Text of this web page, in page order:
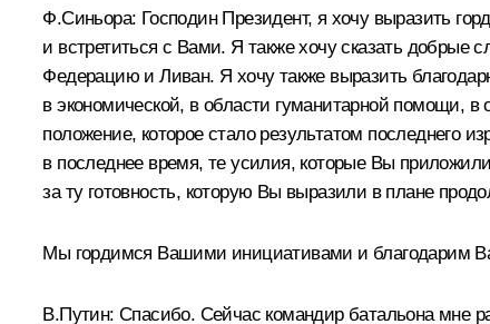
Ф.Синьора: Господин Президент, я хочу выразить
и встретиться с Вами. Я также хочу сказать добрые
Федерацию и Ливан. Я хочу также выразить
в экономической, в области гуманитарной помощи,
положение, которое стало результатом последнего
в последнее время, те усилия, которые Вы
за ту готовность, которую Вы выразили в плане
Мы гордимся Вашими инициативами и благодарим
В.Путин: Спасибо. Сейчас командир батальона мне